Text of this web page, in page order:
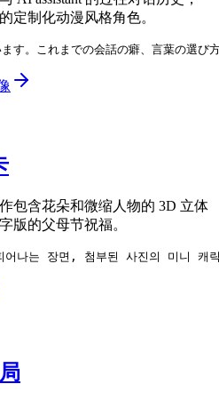
定制化动漫风格角色。
ます。これまでの会話の癖、言葉の
包含花朵和微缩人物的 3D 立体
版的父母节祝福。
어나는 장면, 첨부된 사진의 미니